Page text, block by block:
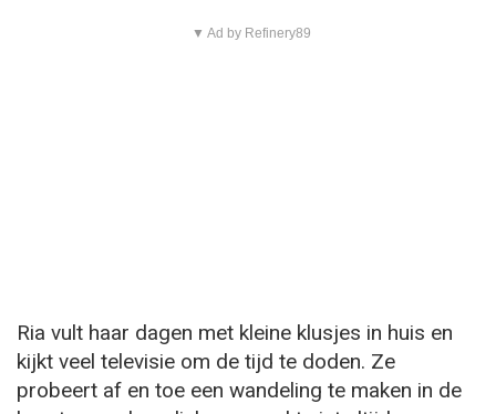
▼ Ad by Refinery89
Ria vult haar dagen met kleine klusjes in huis en
kijkt veel televisie om de tijd te doden. Ze
probeert af en toe een wandeling te maken in de